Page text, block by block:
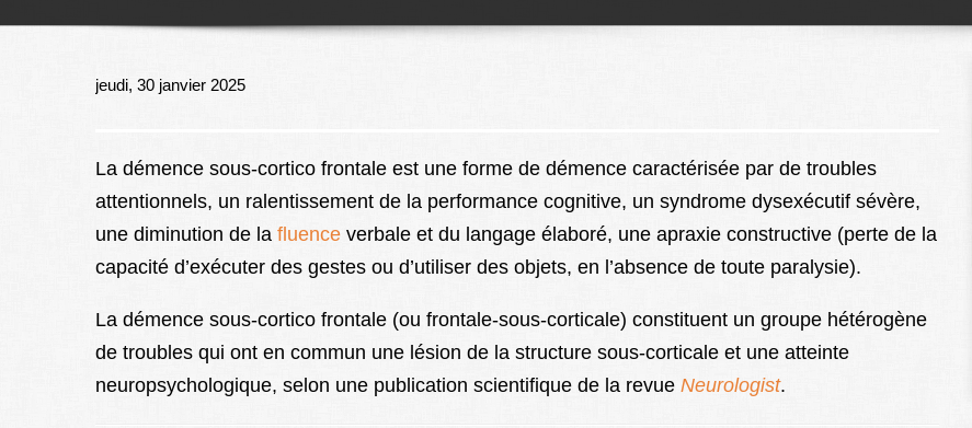
jeudi, 30 janvier 2025
La démence sous-cortico frontale est une forme de démence caractérisée par de troubles
attentionnels, un ralentissement de la performance cognitive, un syndrome dysexécutif sévère,
une diminution de la fluence verbale et du langage élaboré, une apraxie constructive (perte de la
capacité d’exécuter des gestes ou d’utiliser des objets, en l’absence de toute paralysie).
La démence sous-cortico frontale (ou frontale-sous-corticale) constituent un groupe hétérogène
de troubles qui ont en commun une lésion de la structure sous-corticale et une atteinte
neuropsychologique, selon une publication scientifique de la revue Neurologist.